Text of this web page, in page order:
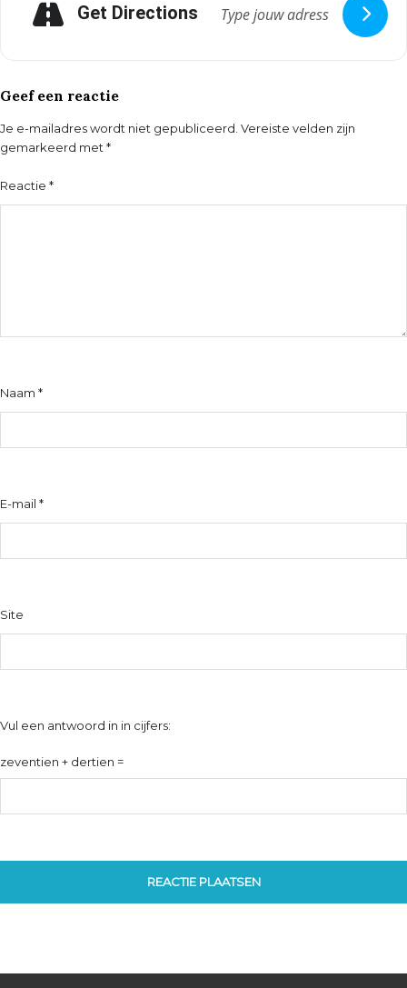
Get Directions
Geef een reactie
Je e-mailadres wordt niet gepubliceerd. Vereiste velden zijn
gemarkeerd met *
Reactie *
Naam *
E-mail *
Site
Vul een antwoord in in cijfers:
zeventien + dertien =